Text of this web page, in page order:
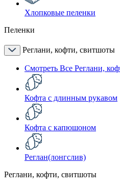
Хлопковые пеленки
Пеленки
Реглани, кофти, свитшоты
Смотреть Все Реглани,
Кофта с длинным рукавом
Кофта с капюшоном
Реглан(лонгслив)
Реглани, кофти, свитшоты